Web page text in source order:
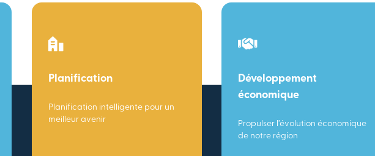
Planification
Planification intelligente pour un
meilleur avenir
Développement
économique
Propulser l’évolution économique
de notre région